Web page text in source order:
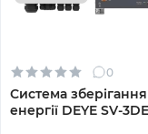
0
Система зберігання
енергії DEYE SV-